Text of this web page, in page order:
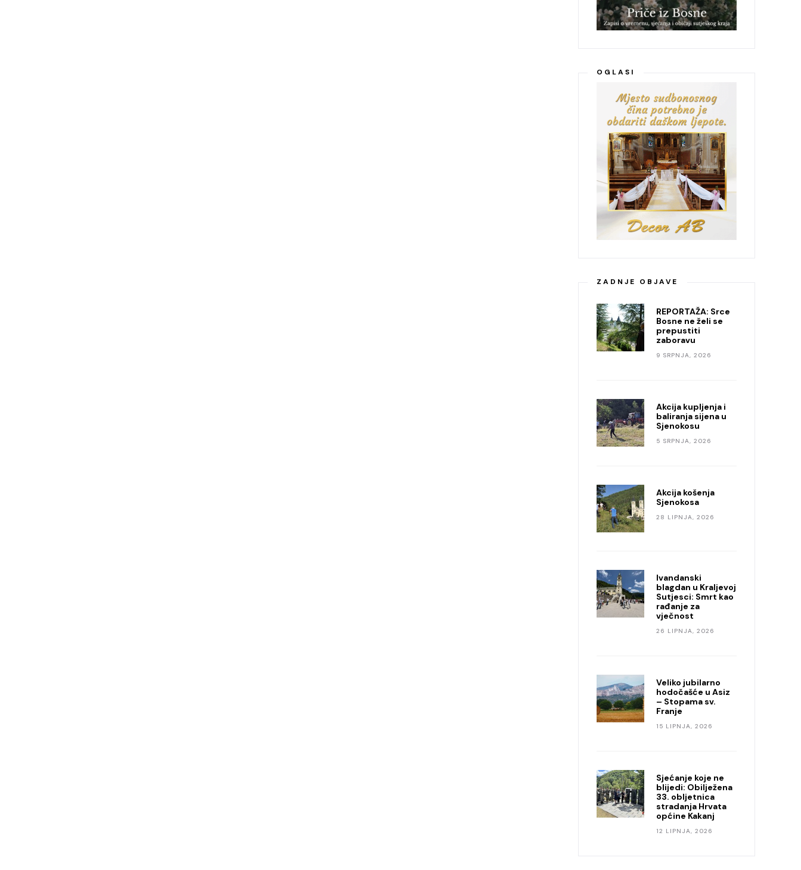
OGLASI
ZADNJE OBJAVE
REPORTAŽA: Srce
Bosne ne želi se
prepustiti
zaboravu
9 SRPNJA, 2026
Akcija kupljenja i
baliranja sijena u
Sjenokosu
5 SRPNJA, 2026
Akcija košenja
Sjenokosa
28 LIPNJA, 2026
Ivandanski
blagdan u Kraljevoj
Sutjesci: Smrt kao
rađanje za
vječnost
26 LIPNJA, 2026
Veliko jubilarno
hodočašće u Asiz
– Stopama sv.
Franje
15 LIPNJA, 2026
Sjećanje koje ne
blijedi: Obilježena
33. obljetnica
stradanja Hrvata
općine Kakanj
12 LIPNJA, 2026